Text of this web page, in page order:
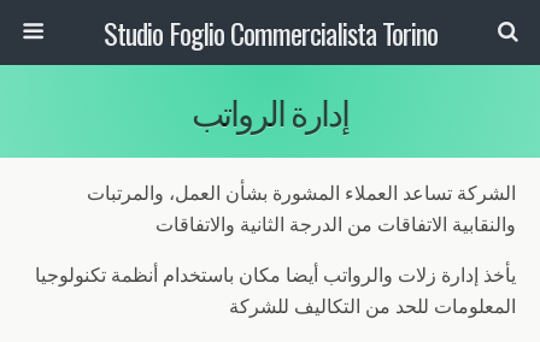
Studio Foglio Commercialista Torino
إدارة الرواتب
الشركة تساعد العملاء المشورة بشأن العمل، والمرتبات
والنقابية الاتفاقات من الدرجة الثانية والاتفاقات
يأخذ إدارة زلات والرواتب أيضا مكان باستخدام أنظمة تكنولوجيا
المعلومات للحد من التكاليف للشركة